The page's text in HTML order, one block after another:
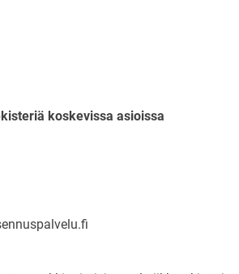
koskevissa asioissa